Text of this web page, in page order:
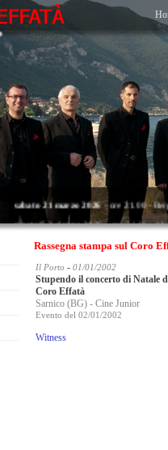
sabato 21 marzo 2026- ore 21.00 -
martedì 2 giugno 2026- ore 21.00 -
sabato 20 giugno 2026
- ore 21.00 -
Rassegna stampa sul Coro
Il Porto - 01/01/2002
Stupendo il concerto di Natale
Coro Effatà
Sarnico (BG) - Cine Junior
Evento del 02/01/2002
Witness